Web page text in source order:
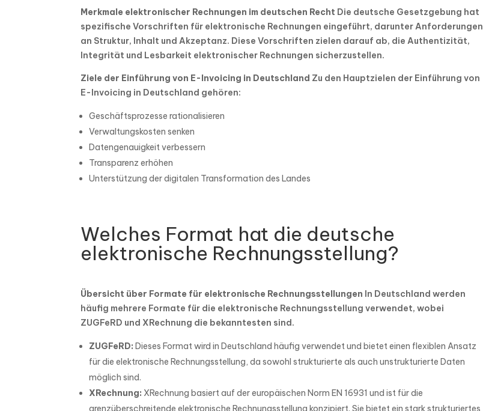
Merkmale elektronischer Rechnungen im deutschen Recht Die deutsche Gesetzgebung hat
spezifische Vorschriften für elektronische Rechnungen eingeführt, darunter Anforderungen
an Struktur, Inhalt und Akzeptanz. Diese Vorschriften zielen darauf ab, die Authentizität,
Integrität und Lesbarkeit elektronischer Rechnungen sicherzustellen.
Ziele der Einführung von E-Invoicing in Deutschland Zu den Hauptzielen der Einführung von
E-Invoicing in Deutschland gehören:
Geschäftsprozesse rationalisieren
Verwaltungskosten senken
Datengenauigkeit verbessern
Transparenz erhöhen
Unterstützung der digitalen Transformation des Landes
Welches Format hat die deutsche
elektronische Rechnungsstellung?
Übersicht über Formate für elektronische Rechnungsstellungen In Deutschland werden
häufig mehrere Formate für die elektronische Rechnungsstellung verwendet, wobei
ZUGFeRD und XRechnung die bekanntesten sind.
ZUGFeRD: Dieses Format wird in Deutschland häufig verwendet und bietet einen flexiblen Ansatz
für die elektronische Rechnungsstellung, da sowohl strukturierte als auch unstrukturierte Daten
möglich sind.
XRechnung: XRechnung basiert auf der europäischen Norm EN 16931 und ist für die
grenzüberschreitende elektronische Rechnungsstellung konzipiert. Sie bietet ein stark strukturiertes